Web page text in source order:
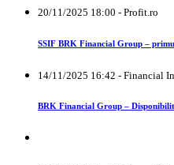
20/11/2025 18:00 - Profit.ro
SSIF BRK Financial Group –
14/11/2025 16:42 - Financial
BRK Financial Group –